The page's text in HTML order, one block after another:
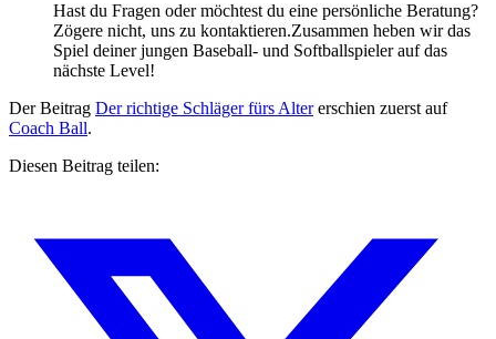
Hast du Fragen oder möchtest du eine persönliche Beratung?
Zögere nicht, uns zu kontaktieren.Zusammen heben wir das
Spiel deiner jungen Baseball- und Softballspieler auf das
nächste Level!
Der Beitrag Der richtige Schläger fürs Altererschien zuerst auf
Coach Ball.
Diesen Beitrag teilen: